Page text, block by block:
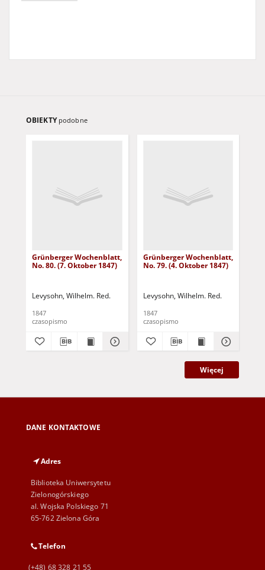
OBIEKTY podobne
Grünberger Wochenblatt,
No. 80. (7. Oktober 1847)
Levysohn, Wilhelm. Red.
1847
czasopismo
Grünberger Wochenblatt,
No. 79. (4. Oktober 1847)
Levysohn, Wilhelm. Red.
1847
czasopismo
Więcej
DANE KONTAKTOWE
Adres
Biblioteka Uniwersytetu
Zielonogórskiego
al. Wojska Polskiego 71
65-762 Zielona Góra
Telefon
(+48) 68 328 21 55